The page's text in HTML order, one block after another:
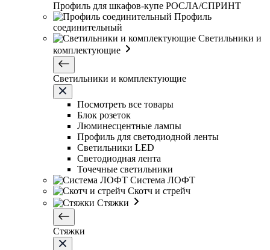
Профиль для шкафов-купе РОСЛА/СПРИНТ
Профиль
соединительный
Светильники и
комплектующие
Светильники и комплектующие
Посмотреть все товары
Блок розеток
Люминесцентные лампы
Профиль для светодиодной ленты
Светильники LED
Светодиодная лента
Точечные светильники
Система ЛОФТ
Скотч и стрейч
Стяжки
Стяжки